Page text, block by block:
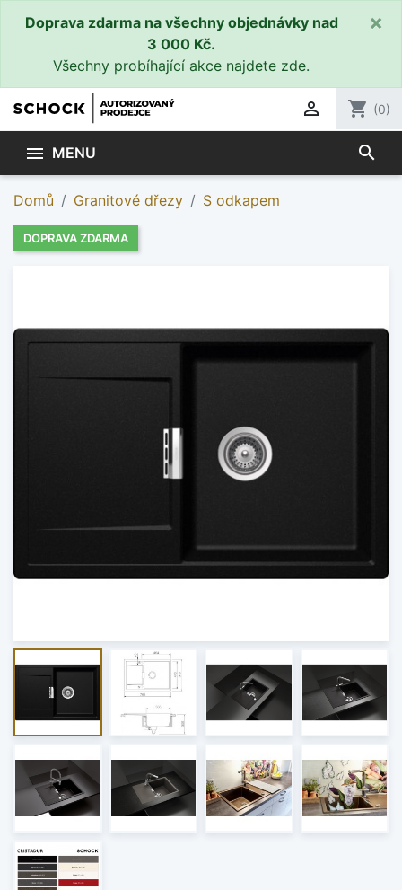
Doprava zdarma na všechny objednávky nad
3 000 Kč.
Všechny probíhající akce najdete zde.
×
 shopping_cart (0)
 MENU search
Domů Granitové dřezy S odkapem
DOPRAVA ZDARMA